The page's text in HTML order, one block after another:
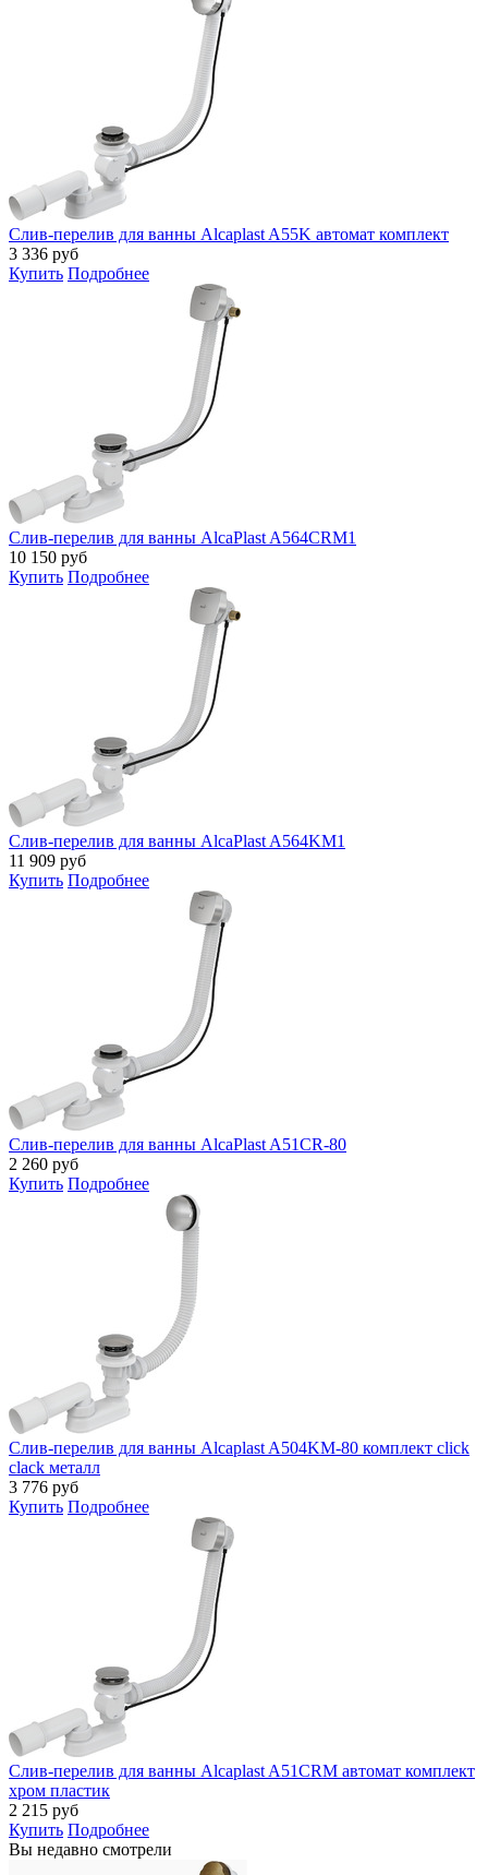
Слив-перелив для ванны Alcaplast A55K автомат комплект
3 336 руб
Купить Подробнее
Слив-перелив для ванны AlcaPlast A564CRM1
10 150 руб
Купить Подробнее
Слив-перелив для ванны AlcaPlast A564KM1
11 909 руб
Купить Подробнее
Слив-перелив для ванны AlcaPlast A51CR-80
2 260 руб
Купить Подробнее
Слив-перелив для ванны Alcaplast A504KM-80 комплект click
clack металл
3 776 руб
Купить Подробнее
Слив-перелив для ванны Alcaplast A51CRM автомат комплект
хром пластик
2 215 руб
Купить Подробнее
Вы недавно смотрели